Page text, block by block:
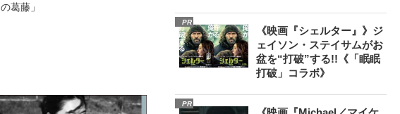
の葛藤」
PR
《映画『シェルター』》ジ
ェイソン・ステイサムがお
盆を“打破”する!!《「眠眠
打破」コラボ》
PR